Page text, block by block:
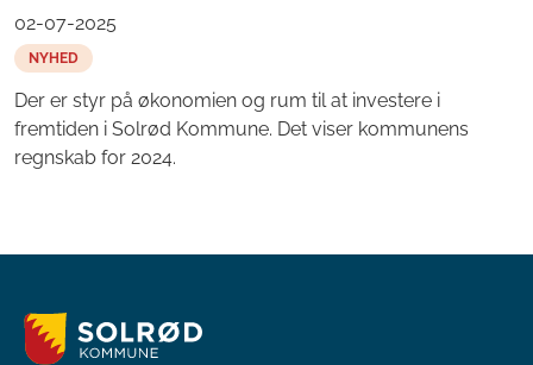
02-07-2025
NYHED
Der er styr på økonomien og rum til at investere i
fremtiden i Solrød Kommune. Det viser kommunens
regnskab for 2024.